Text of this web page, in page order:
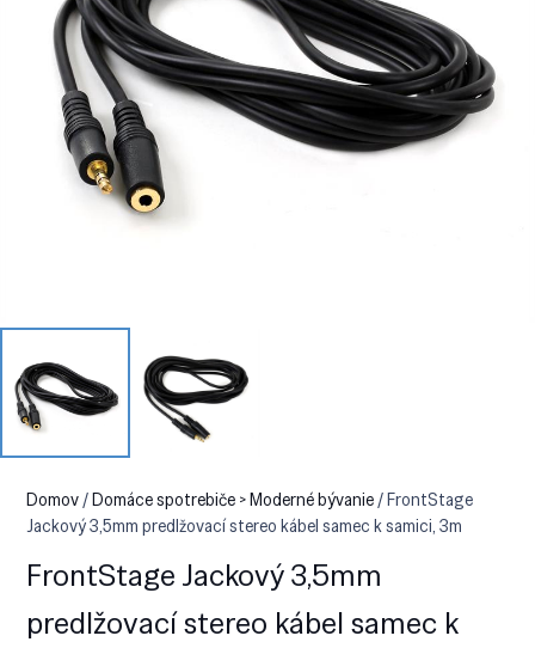
Domov/Domáce spotrebiče > Moderné bývanie/ FrontStage
Jackový 3,5mm predlžovací stereo kábel samec k samici, 3m
FrontStage Jackový 3,5mm
predlžovací stereo kábel samec k